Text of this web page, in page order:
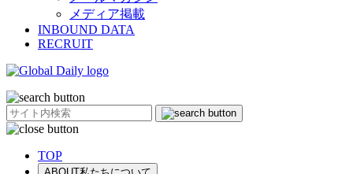
メディア掲載
INBOUND DATA
RECRUIT
TOP